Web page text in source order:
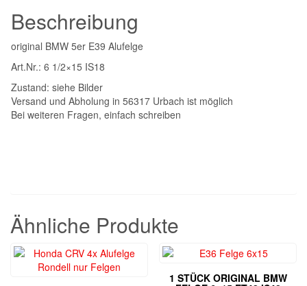
Beschreibung
original BMW 5er E39 Alufelge
Art.Nr.: 6 1/2×15 IS18
Zustand: siehe Bilder
Versand und Abholung in 56317 Urbach ist möglich
Bei weiteren Fragen, einfach schreiben
Ähnliche Produkte
1 STÜCK ORIGINAL BMW